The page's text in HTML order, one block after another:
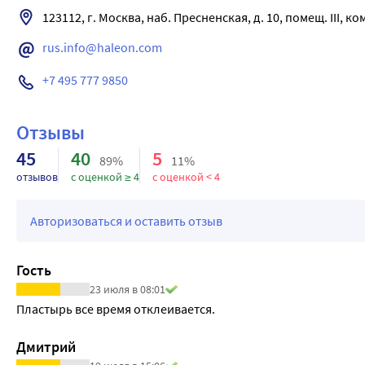
Диклофенак и его метаболиты выводятся в основном c
Особые группы пациентов
Пациенты с нарушением функции печени
проходят по той же схеме, как и у пациентов, не имеющих
У пациентов с нарушениями функции почек аккумуляции
Доклинические исследования показали безопасность
123112, г. Москва, наб. Пресненская, д. 10, помещ. III,
rus.info@haleon.com
+7 495 777 9850
Отзывы
45
отзывов
40 89%
с оценкой ≥ 4
5 11%
с оценкой < 4
Авторизоваться и оставить отзыв
Гость
23 июля в 08:01
Пластырь все время отклеивается.
Дмитрий